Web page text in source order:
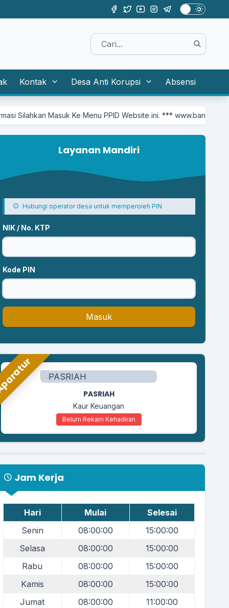
Kontak Desa Anti Korupsi Absensi
Ke Menu PPID Website ini. *** www.bancak.id/first/
Layanan Mandiri
Hubungi operator desa untuk memperoleh PIN
NIK / No. KTP
Kode PIN
Masuk
LILIK SUSANTO
Kaur Umum Perencanaan
Belum Rekam Kehadiran
Jam Kerja
Hari Mulai
Selesai
Senin
08:00:00
15:00:00
Selasa
08:00:00
15:00:00
Rabu
08:00:00
15:00:00
Kamis
08:00:00
15:00:00
Jumat
08:00:00
11:00:00